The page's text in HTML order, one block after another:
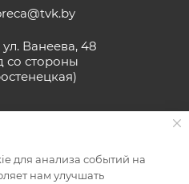
ул. Ванеева, 48
со стороны
для анализа событий на
нам улучшать